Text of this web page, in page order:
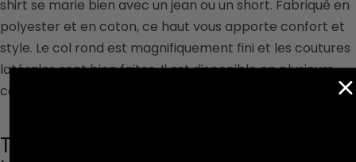
shirt se marie bien avec un jean ou un short. Fabriqué en
polyester et en coton, ce haut vous apporte confort et
style. Le col rond est magnifiquement fini et les coutures
latérales sont bien faites. Il est disponible en plusieurs
couleurs, à vous de faire votre choix !
T-shirt militaire en coton : un must